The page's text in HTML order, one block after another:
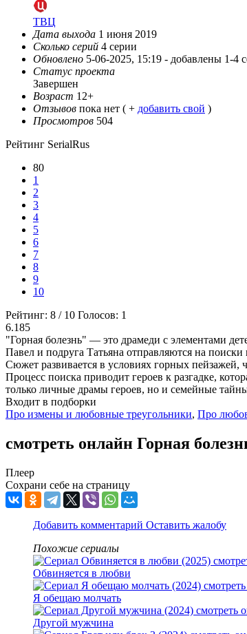
ТВЦ
Дата выхода 1 июня 2019
Сколько серий 4 серии
Обновлено 5-06-2025, 15:19 - добавлены 1-4
Статус проекта
Завершен
Возраст 12+
Отзывов пока нет ( + добавить свой )
Просмотров 504
Рейтинг SerialRus
80
1
2
3
4
5
6
7
8
9
10
Рейтинг: 8 / 10 Голосов: 1
6.185
"Горная болезнь" — это драмеди с элементами
Павел и подруга Татьяна отправляются на
Сюжет развивается в условиях горных пейзажей,
Процесс поиска приводит героев к разгадке,
только личные драмы героев, но и семейные
Входит в подборки
Про измены и любовные треугольники, Про
смотреть онлайн Горная
Плеер
Сохрани себе на страницу
Добавить комментарий Оставить жалобу
Похожие сериалы
Обвиняется в любви
Я обещаю молчать
Другой мужчина